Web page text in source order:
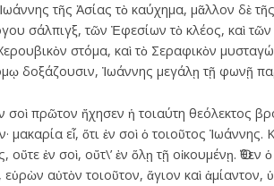
τῆς Ἀσίας τὸ καύχημα, μᾶλλον δὲ
σάλπιγξ, τῶν Ἐφεσίων τὸ κλέος, καὶ
στόμα, καὶ τὸ Σεραφικὸν
δοξάζουσιν, Ἰωάννης μεγάλῃ τῇ φωνῇ
πρῶτον ἤχησεν ἡ τοιαύτη θεόλεκτος
μακαρία εἶ, ὅτι ἐν σοὶ ὁ τοιοῦτος
οὔτε ἐν σοὶ, οὔτ\’ ἐν ὅλῃ τῇ οἰκουμένῃ.
αὐτὸν τοιοῦτον, ἅγιον καὶ